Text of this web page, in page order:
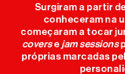
INFO
Surgiram a partir
conheceram na
começaram a tocar
coverse jam sessions
próprias marcadas